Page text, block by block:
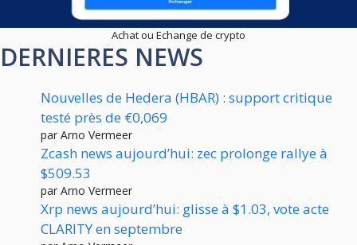
Achat ou Echange de crypto
DERNIERES NEWS
Nouvelles de Hedera (HBAR) : support critique
testé près de €0,069
par Arno Vermeer
Zcash news aujourd’hui: zec prolonge rallye à
$509.53
par Arno Vermeer
Xrp news aujourd’hui: glisse à $1.03, vote acte
CLARITY en septembre